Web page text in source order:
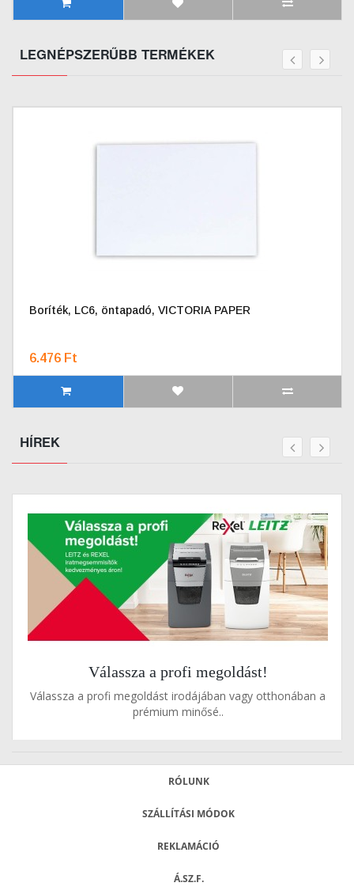
LEGNÉPSZERŰBB TERMÉKEK
Boríték, LC6, öntapadó, VICTORIA PAPER
6.476 Ft
HÍREK
Válassza a profi megoldást!
Válassza a profi megoldást irodájában vagy otthonában a
prémium minősé..
RÓLUNK
SZÁLLÍTÁSI MÓDOK
REKLAMÁCIÓ
Á.SZ.F.